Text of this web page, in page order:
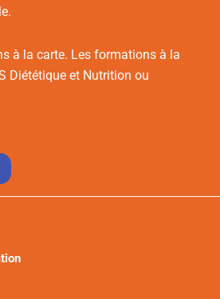
à la carte. Les formations à la
Diététique et Nutrition ou